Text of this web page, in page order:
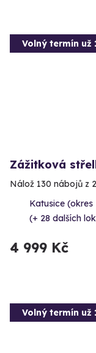
Volný termín už
Zážitková
Nálož 130 nábojů z
Katusice
(+ 28 dalších
4 999 Kč
Volný termín už